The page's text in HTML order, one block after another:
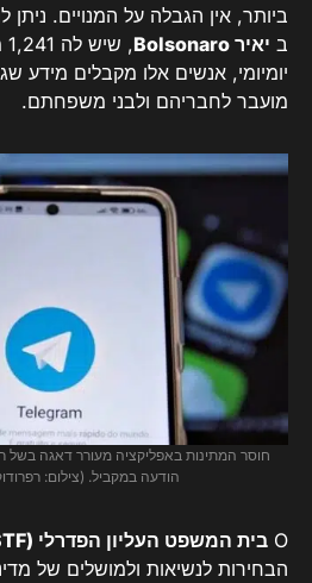
ביותר, אין הגבלה על המנויים.
ב יאיר Bolsonaro
יומיומי, אנשים אלו מקבלים מידע
מועבר לחבריהם ולבני משפחתם.
חוסר המתינות באפליקציה מעורר דאגה בשל
הודעה במקביל. (צילום:
O בית המשפט העליון הפדרלי (STF)
הבחירות לנשיאות ולמושלים של